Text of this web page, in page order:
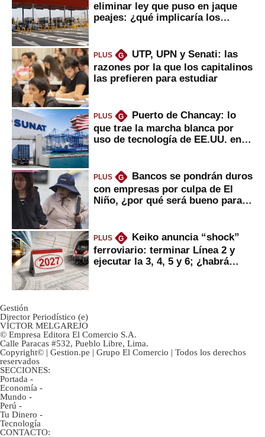
eliminar ley que puso en jaque
peajes: ¿qué implicaría los
PLUS G
UTP, UPN y Senati: las
razones por la que los capitalinos
las prefieren para estudiar
PLUS G
Puerto de Chancay: lo
que trae la marcha blanca por
uso de tecnología de EE.UU. en
PLUS G
Bancos se pondrán duros
con empresas por culpa de El
Niño, ¿por qué será bueno para
PLUS G
Keiko anuncia “shock”
ferroviario: terminar Línea 2 y
ejecutar la 3, 4, 5 y 6; ¿habrá
Gestión
Director Periodístico (e)
VÍCTOR MELGAREJO
© Empresa Editora El Comercio S.A.
Calle Paracas #532, Pueblo Libre, Lima.
Copyright© | Gestion.pe | Grupo El Comercio | Todos los derechos
reservados
SECCIONES:
Portada -
Economía -
Mundo -
Perú -
Tu Dinero -
Tecnología
CONTACTO: